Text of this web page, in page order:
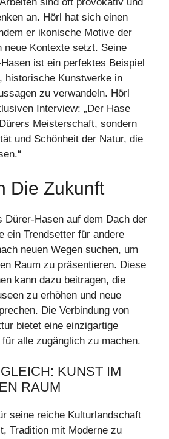
an. Hörl hat sich einen
er ikonische Motive der
neue Kontexte setzt. Seine
ist ein perfektes Beispiel
historische Kunstwerke in
zu verwandeln. Hörl
Interview: „Der Hase
Meisterschaft, sondern
und Schönheit der Natur, die
Die Zukunft
Dürer-Hasen auf dem Dach der
ein Trendsetter für andere
neuen Wegen suchen, um
Raum zu präsentieren. Diese
kann dazu beitragen, die
zu erhöhen und neue
Die Verbindung von
bietet eine einzigartige
alle zugänglich zu machen.
KUNST IM
RAUM
seine reiche Kulturlandschaft
Tradition mit Moderne zu